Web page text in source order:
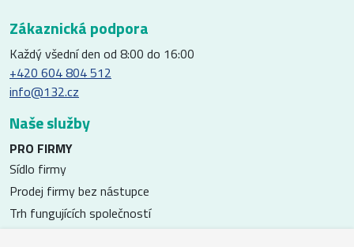
Zákaznická podpora
Každý všední den od 8:00 do 16:00
+420 604 804 512
info@132.cz
Naše služby
PRO FIRMY
Sídlo firmy
Prodej firmy bez nástupce
Trh fungujících společností
Převzetí zadlužených firem